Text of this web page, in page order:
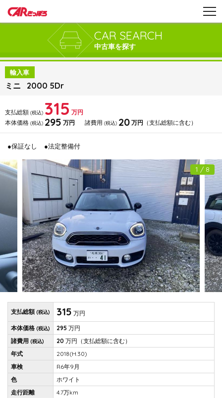
CAR SEARCH
中古車を探す
輸入車
ミニ 2000 5Dr
支払総額 (税込) 315 万円
本体価格 (税込) 295 万円 諸費用 (税込) 20万円 （支払総額に含む）
●保証なし ●法定整備付
1 / 8
支払総額 (税込) 315 万円
本体価格 (税込) 295 万円
諸費用 (税込) 20 万円 （支払総額に含む）
年式
2018(H.30)
車検
R6年9月
色
ホワイト
走行距離
4.7万km